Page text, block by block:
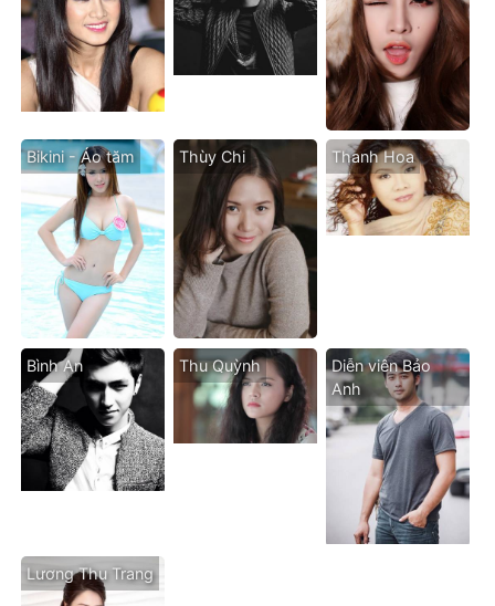
Bikini - Áo tăm Thùy Chi Thanh Hoa
Bình An Thu Quỳnh
Diễn viên Bảo
Anh
Lương Thu Trang